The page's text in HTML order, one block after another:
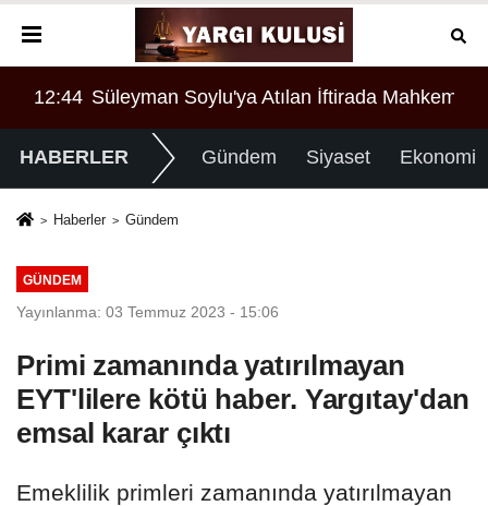
Çarpıcı Karar
12:44 Süleyman Soylu'ya Atılan İftirada
HABERLER Gündem Siyaset Ekonomi
Haberler Gündem
GÜNDEM
Yayınlanma: 03 Temmuz 2023 - 15:06
Primi zamanında yatırılmayan
EYT'lilere kötü haber. Yargıtay'dan
emsal karar çıktı
Emeklilik primleri zamanında yatırılmayan